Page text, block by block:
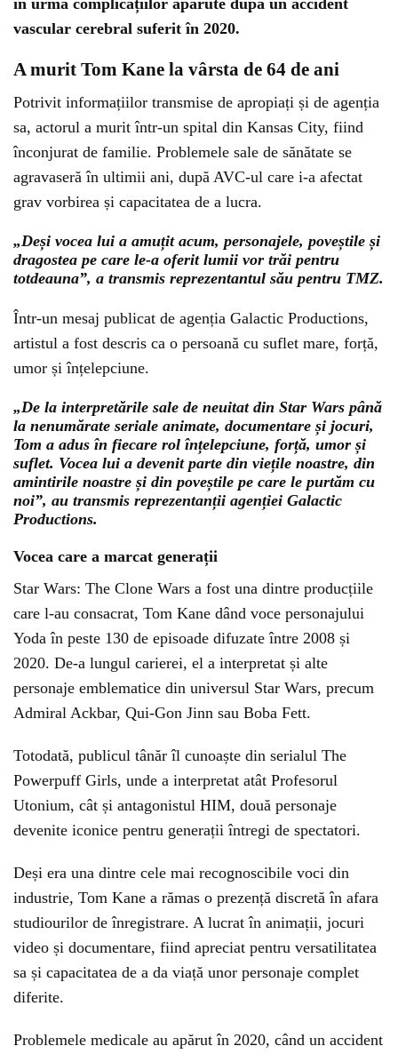
în urma complicațiilor apărute după un accident
vascular cerebral suferit în 2020.
A murit Tom Kane la vârsta de 64 de ani
Potrivit informațiilor transmise de apropiați și de agenția
sa, actorul a murit într-un spital din Kansas City, fiind
înconjurat de familie. Problemele sale de sănătate se
agravaseră în ultimii ani, după AVC-ul care i-a afectat
grav vorbirea și capacitatea de a lucra.
„Deși vocea lui a amuțit acum, personajele, poveștile și
dragostea pe care le-a oferit lumii vor trăi pentru
totdeauna”, a transmis reprezentantul său pentru TMZ.
Într-un mesaj publicat de agenția Galactic Productions,
artistul a fost descris ca o persoană cu suflet mare, forță,
umor și înțelepciune.
„De la interpretările sale de neuitat din Star Wars până
la nenumărate seriale animate, documentare și jocuri,
Tom a adus în fiecare rol înțelepciune, forță, umor și
suflet. Vocea lui a devenit parte din viețile noastre, din
amintirile noastre și din poveștile pe care le purtăm cu
noi”, au transmis reprezentanții agenției Galactic
Productions.
Vocea care a marcat generații
Star Wars: The Clone Wars a fost una dintre producțiile
care l-au consacrat, Tom Kane dând voce personajului
Yoda în peste 130 de episoade difuzate între 2008 și
2020. De-a lungul carierei, el a interpretat și alte
personaje emblematice din universul Star Wars, precum
Admiral Ackbar, Qui-Gon Jinn sau Boba Fett.
Totodată, publicul tânăr îl cunoaște din serialul The
Powerpuff Girls, unde a interpretat atât Profesorul
Utonium, cât și antagonistul HIM, două personaje
devenite iconice pentru generații întregi de spectatori.
Deși era una dintre cele mai recognoscibile voci din
industrie, Tom Kane a rămas o prezență discretă în afara
studiourilor de înregistrare. A lucrat în animații, jocuri
video și documentare, fiind apreciat pentru versatilitatea
sa și capacitatea de a da viață unor personaje complet
diferite.
Problemele medicale au apărut în 2020, când un accident